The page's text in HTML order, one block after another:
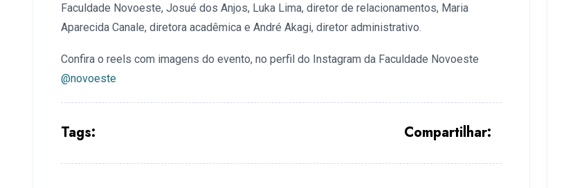
Faculdade Novoeste, Josué dos Anjos, Luka Lima, diretor de relacionamentos, Maria
Aparecida Canale, diretora acadêmica e André Akagi, diretor administrativo.
Confira o reels com imagens do evento, no perfil do Instagram da Faculdade Novoeste
@novoeste
Tags: Compartilhar: